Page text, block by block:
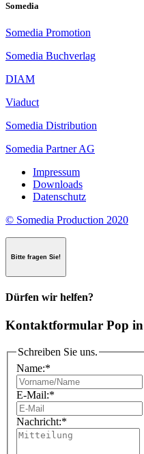
Somedia
Somedia Promotion
Somedia Buchverlag
DIAM
Viaduct
Somedia Distribution
Somedia Partner AG
Impressum
Downloads
Datenschutz
© Somedia Production 2020
Bitte fragen Sie!
Dürfen wir helfen?
Kontaktformular Pop in
Schreiben Sie uns.
Name:*
E-Mail:*
Nachricht:*